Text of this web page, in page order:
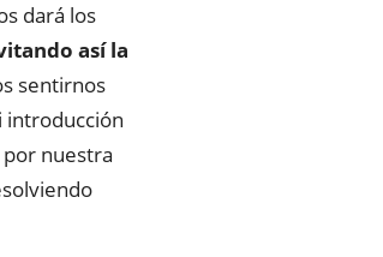
dará los
así la
sentirnos
introducción
nuestra